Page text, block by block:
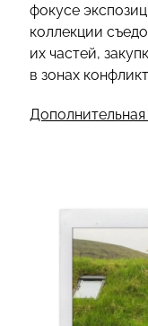
фокусе
коллекции
их частей,
в зонах